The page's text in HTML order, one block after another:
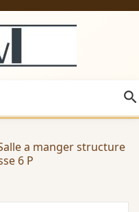
a manger structure
6 P